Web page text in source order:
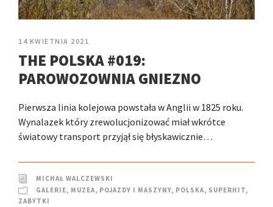
14 KWIETNIA 2021
THE POLSKA #019:
PAROWOZOWNIA GNIEZNO
Pierwsza linia kolejowa powstała w Anglii w 1825 roku.
Wynalazek który zrewolucjonizować miał wkrótce
światowy transport przyjął się błyskawicznie…
MICHAŁ WALCZEWSKI
GALERIE, MUZEA, POJAZDY I MASZYNY, POLSKA, SUPERHIT,
ZABYTKI